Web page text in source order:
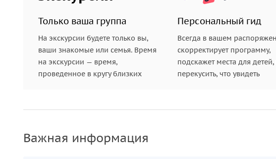
Только ваша группа
На экскурсии будете только вы,
ваши знакомые или семья. Время
на экскурсии — время,
проведенное в кругу близких
Персональный гид
Всегда в вашем
скорректирует программу,
подскажет места для детей,
перекусить, что увидеть
Важная информация